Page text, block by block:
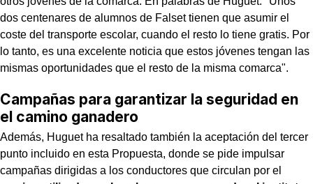
dos centenares de alumnos de Falset tienen que asumir el
coste del transporte escolar, cuando el resto lo tiene gratis. Por
lo tanto, es una excelente noticia que estos jóvenes tengan las
mismas oportunidades que el resto de la misma comarca".
Campañas para garantizar la seguridad en
el camino ganadero
Además, Huguet ha resaltado también la aceptación del tercer
punto incluido en esta Propuesta, donde se pide impulsar
campañas dirigidas a los conductores que circulan por el